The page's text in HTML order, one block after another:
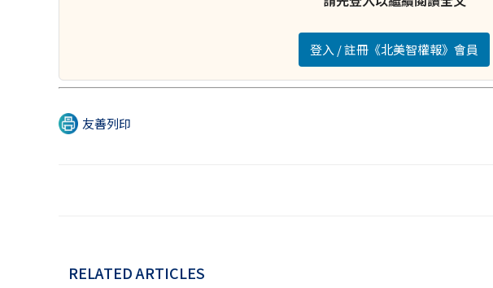
登入 / 註冊《北美智權報》會員
友善列印
RELATED ARTICLES